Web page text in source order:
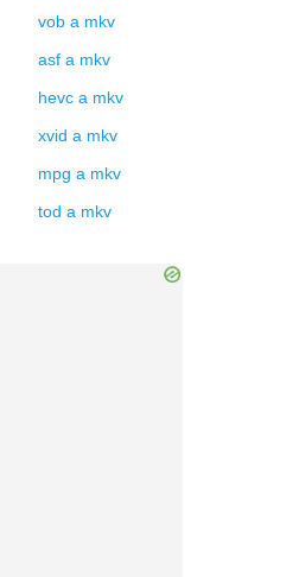
vob a mkv
asf a mkv
hevc a mkv
xvid a mkv
mpg a mkv
tod a mkv